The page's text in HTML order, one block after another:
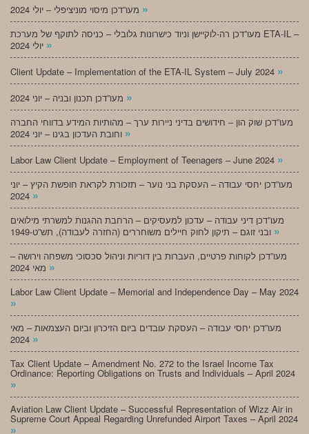
»
מעו”דכן רה-לוקיישן וניוד כישרונות גלובלי – כניסה לתוקף של מערכת ETA-IL –
»
Client Update – Implementation of the ETA-IL System – July 2024 »
»
מעו”דכן שוק הון – חידושים בדיני ניירות ערך – מהותיות המידע בדווחי החברה
»
Labor Law Client Update – Employment of Teenagers – June 2024 »
מעו”דכן יחסי עבודה – העסקת בני נוער – תזכורת לקראת חופשת הקיץ – יוני
»
מעו”דכן דיני עבודה – עדכון למעסיקים – הרחבת ההגנות למשרתי מילואים
»
מעו”דכן לקוחות פרטיים, העברות בין דוריות וניהול סכסוכי משפחה וירושה –
»
Labor Law Client Update – Memorial and Independence Day – May 2024
»
מעו”דכן יחסי עבודה – העסקת עובדים ביום הזיכרון וביום העצמאות – מאי
»
Tax Client Update – Amendment No. 272 to the Israel Income Tax
Ordinance: Reporting Obligations on Trusts and Individuals – April 2024
»
Aviation Law Client Update – Successful Representation of Wizz Air in
Supreme Court Appeal Regarding Unrefunded Airport Taxes – April 2024
»